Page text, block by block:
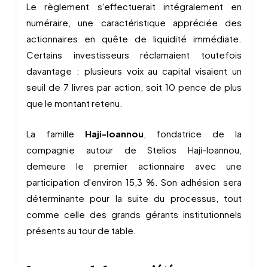
Le règlement s'effectuerait intégralement en
numéraire, une caractéristique appréciée des
actionnaires en quête de liquidité immédiate.
Certains investisseurs réclamaient toutefois
davantage : plusieurs voix au capital visaient un
seuil de 7 livres par action, soit 10 pence de plus
que le montant retenu.
La famille Haji-Ioannou, fondatrice de la
compagnie autour de Stelios Haji-Ioannou,
demeure le premier actionnaire avec une
participation d'environ 15,3 %. Son adhésion sera
déterminante pour la suite du processus, tout
comme celle des grands gérants institutionnels
présents au tour de table.